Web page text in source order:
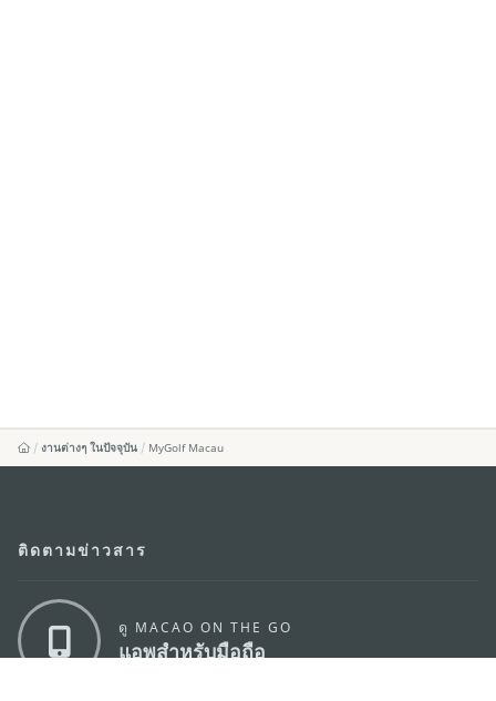
งานต่างๆ ในปัจจุบัน MyGolf Macau
ติดตามข่าวสาร
ดู MACAO ON THE GO
แอพสำหรับมือถือ